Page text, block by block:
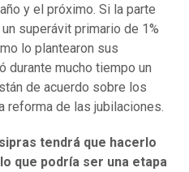
y el próximo. Si la parte
superávit primario de 1%
lo plantearon sus
durante mucho tiempo un
de acuerdo sobre los
reforma de las jubilaciones.
tendrá que hacerlo
que podría ser una etapa